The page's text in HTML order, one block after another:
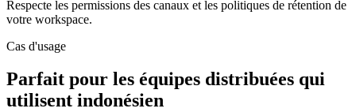
Respecte les permissions des canaux et les politiques de rétention de
votre workspace.
Cas d'usage
Parfait pour les équipes distribuées qui
utilisent indonésien